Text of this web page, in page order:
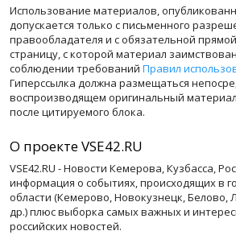
Использование материалов,
допускается только с письменного
правообладателя и с обязательной
страницу, с которой материал
соблюдении требований Правил
Гиперссылка должна размещаться
воспроизводящем оригинальный материал
после цитируемого блока.
О проекте VSE42.RU
VSE42.RU - Новости Кемерова, Кузбасса,
информация о событиях, происходящих в
области (Кемерово, Новокузнецк, Белово,
др.) плюс выборка самых важных и
российских новостей.